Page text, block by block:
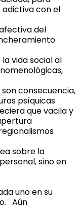
con el
del
vida social al
consecuencia,
psíquicas
que vacila y
sobre la
sino en
uno en su
Aún